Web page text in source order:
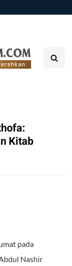
Kitab
pada
Nashir